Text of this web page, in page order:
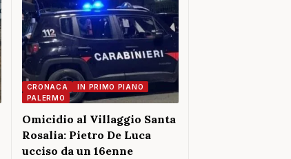
CRONACA
IN PRIMO PIANO
PALERMO
Omicidio al Villaggio Santa
Rosalia: Pietro De Luca
ucciso da un 16enne